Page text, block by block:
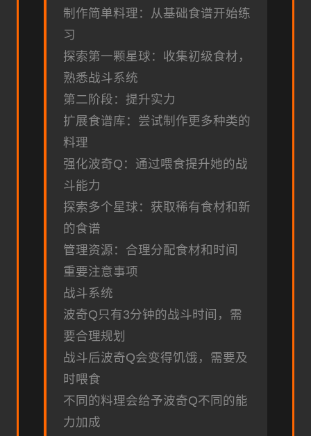
制作简单料理：从基础食谱开始练
习
探索第一颗星球：收集初级食材，
熟悉战斗系统
第二阶段：提升实力
扩展食谱库：尝试制作更多种类的
料理
强化波奇Q：通过喂食提升她的战
斗能力
探索多个星球：获取稀有食材和新
的食谱
管理资源：合理分配食材和时间
重要注意事项
战斗系统
波奇Q只有3分钟的战斗时间，需
要合理规划
战斗后波奇Q会变得饥饿，需要及
时喂食
不同的料理会给予波奇Q不同的能
力加成